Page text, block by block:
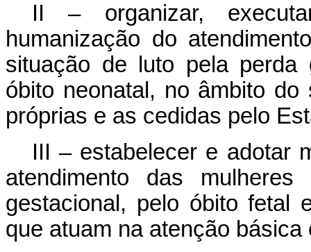
II – organizar,
humanização do
situação de luto pela perda
óbito neonatal, no âmbito
próprias e as cedidas pelo
III – estabelecer e adotar
atendimento das
gestacional, pelo óbito fetal
que atuam na atenção básica